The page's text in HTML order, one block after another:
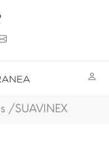
SUAVINEX